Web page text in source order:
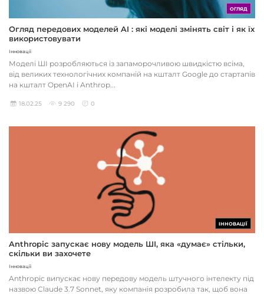
ОГЛЯД
Огляд передових моделей AI : які моделі змінять світ і як їх
використовувати
Інновації
Моделі ШІ розробляються із запаморочливою швидкістю всіма,
від великих технологічних компаній на кшталт Google до стартапів
на кшталт OpenAI і Anthrop...
18.02.25 9 290 0
ІННОВАЦІЇ
Anthropic запускає нову модель ШІ, яка «думає» стільки,
скільки ви захочете
Інновації
Anthropic випускає нову передову модель штучного інтелекту під
назвою Claude 3.7 Sonnet, яку компанія розробила так, щоб вона